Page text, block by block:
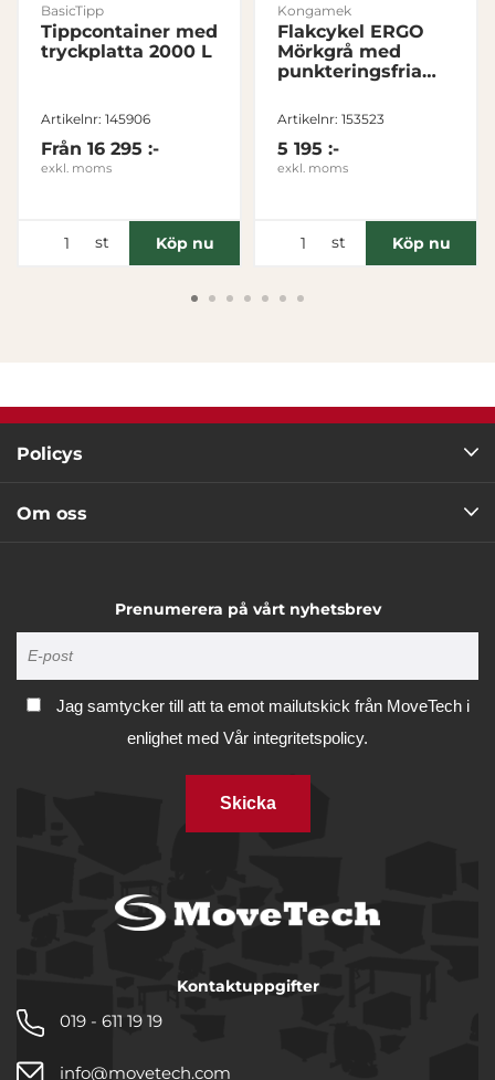
Visa detaljer
Tillåt alla
Tillåt urval
BasicTipp
Tippcontainer med
tryckplatta 2000 L
Artikelnr: 145906
Från 16 295 :-
exkl. moms
st Köp nu
Kongamek
Flakcykel ERGO
Mörkgrå med
punkteringsfria
Artikelnr: 153523
5 195 :-
exkl. moms
st Köp nu
Policys
Om oss
Prenumerera på vårt nyhetsbrev
Jag samtycker till att ta emot mailutskick från MoveTech i
enlighet med Vår integritetspolicy.
Skicka
Kontaktuppgifter
019 - 611 19 19
info@movetech.com